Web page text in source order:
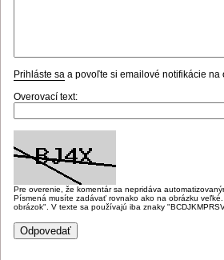
Prihláste sa a povoľte si emailové notifikácie na
Overovací text:
Pre overenie, že komentár sa nepridáva
Písmená musíte zadávať rovnako ako na obrázku
obrázok". V texte sa používajú iba znaky